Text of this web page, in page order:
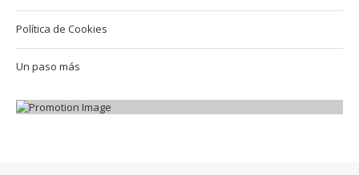
Política de Cookies
Un paso más